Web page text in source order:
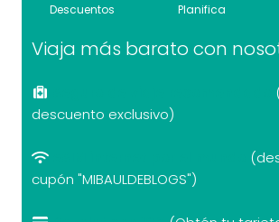
Descuentos Planifica
Viaja más barato con
descuento exclusivo)
cupón "MIBAULDEBLOGS")